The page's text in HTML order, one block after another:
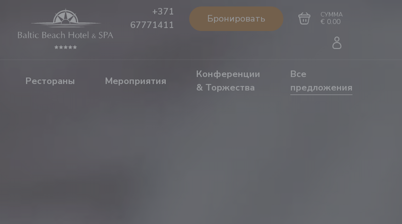
+371
67771411
Бронировать СУММА
€ 0.00
Рестораны Mероприятия
Конференции
& Торжества
Все
предложения